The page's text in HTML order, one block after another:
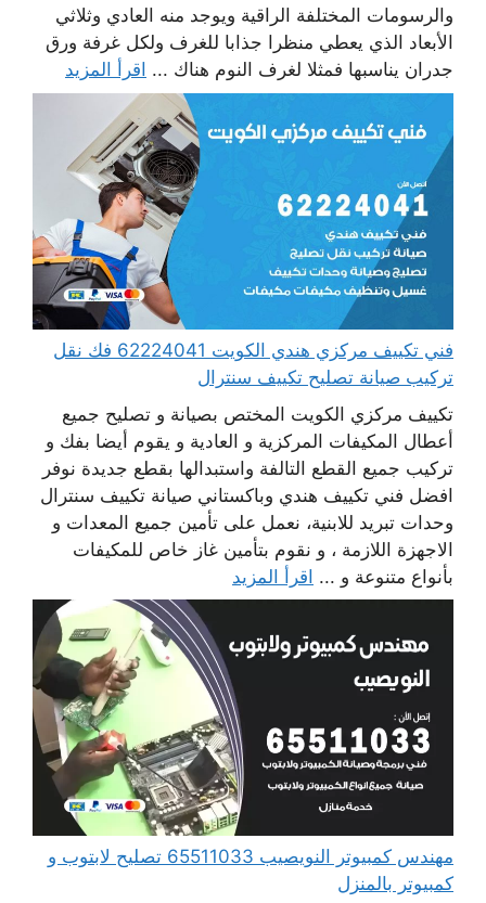
والرسومات المختلفة الراقية ويوجد منه العادي وثلاثي
الأبعاد الذي يعطي منظرا جذابا للغرف ولكل غرفة ورق
جدران يناسبها فمثلا لغرف النوم هناك ... اقرأ المزيد
فني تكييف مركزي هندي الكويت 62224041 فك نقل
تركيب صيانة تصليح تكييف سنترال
تكييف مركزي الكويت المختص بصيانة و تصليح جميع
أعطال المكيفات المركزية و العادية و يقوم أيضا بفك و
تركيب جميع القطع التالفة واستبدالها بقطع جديدة نوفر
افضل فني تكييف هندي وباكستاني صيانة تكييف سنترال
وحدات تبريد للابنية، نعمل على تأمين جميع المعدات و
الاجهزة اللازمة ، و نقوم بتأمين غاز خاص للمكيفات
بأنواع متنوعة و ... اقرأ المزيد
مهندس كمبيوتر النويصيب 65511033 تصليح لابتوب و
كمبيوتر بالمنزل